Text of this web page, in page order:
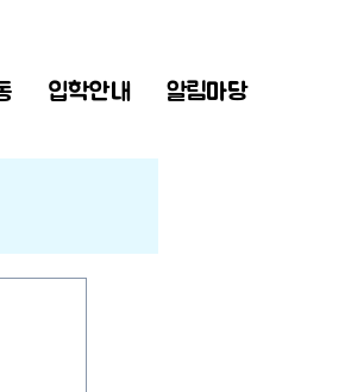
입학안내 알림마당